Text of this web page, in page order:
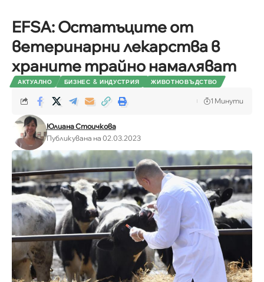
EFSA: Остатъците от
ветеринарни лекарства в
храните трайно намаляват
АКТУАЛНО БИЗНЕС & ИНДУСТРИЯ ЖИВОТНОВЪДСТВО
Юлиана Стоичкова
Публикувана на 02.03.2023
1 Минути